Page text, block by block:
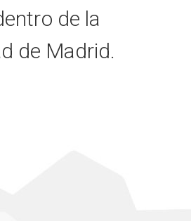
de la
de Madrid.